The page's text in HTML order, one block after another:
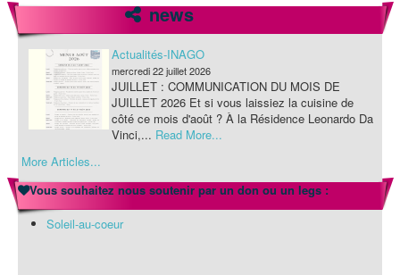
news
JUILLET : COMMUNICATION DU MOIS DE
JUILLET 2026 Et si vous laissiez la cuisine de
côté ce mois d'août ? À la Résidence Leonardo Da
Actualités-INAGO
mercredi 22 juillet 2026
JUILLET : COMMUNICATION DU MOIS DE
JUILLET 2026 Et si vous laissiez la cuisine de
côté ce mois d'août ? À la Résidence Leonardo Da
Vinci,... Read More...
More Articles...
Vous souhaitez nous soutenir par un don ou un legs :
Soleil-au-coeur